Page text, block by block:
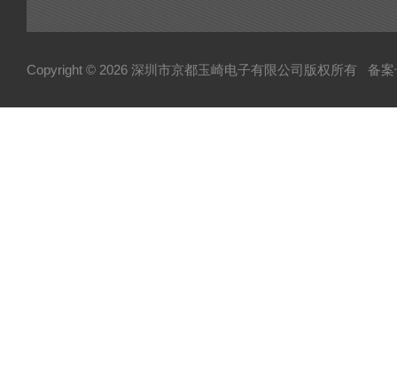
Copyright © 2026 深圳市京都玉崎电子有限公司版权所有 备案